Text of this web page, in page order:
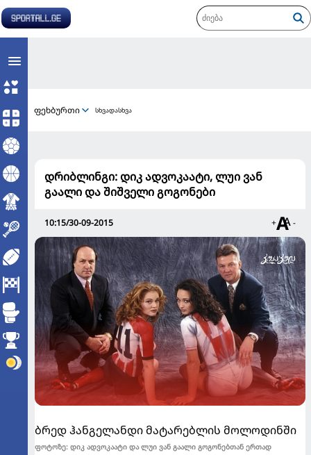
ფეხბურთი სხვადასხვა
დრიბლინგი: დიკ ადვოკაატი, ლუი ვან
გაალი და შიშველი გოგონები
10:15/30-09-2015 + -
ბრედ ჰანგელანდი მატარებლის მოლოდინში
ფოტოზე: დიკ ადვოკაატი და ლუი ვან გაალი გოგონებთან ერთად